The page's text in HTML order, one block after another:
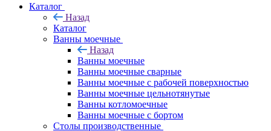
Каталог
Назад
Каталог
Ванны моечные
Назад
Ванны моечные
Ванны моечные сварные
Ванны моечные с рабочей поверхностью
Ванны моечные цельнотянутые
Ванны котломоечные
Ванны моечные с бортом
Столы производственные